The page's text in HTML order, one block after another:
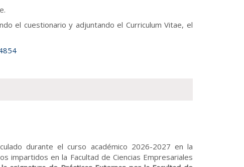
el cuestionario y adjuntando el Curriculum Vitae, el
durante el curso académico 2026-2027 en la
impartidos en la Facultad de Ciencias Empresariales